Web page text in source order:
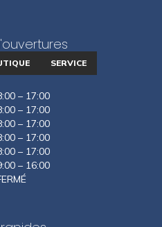
SERVICE
– 17:00
– 17:00
– 17:00
– 17:00
– 17:00
– 16:00